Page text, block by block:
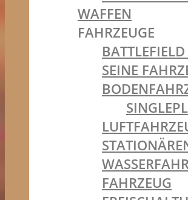
WAFFEN
FAHRZEUGE
SEINE
FAHRZEUG